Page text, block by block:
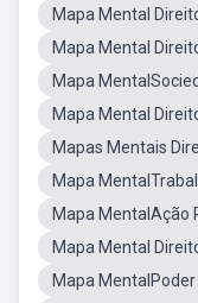
Mapa Mental
Mapa Mental
Mapa
Mapa Mental
Mapas Mentais
Mapa
Mapa MentalAção
Mapa Mental
Mapa